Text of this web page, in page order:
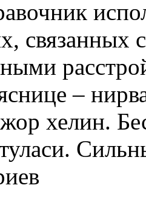
связанных
–
хелин.